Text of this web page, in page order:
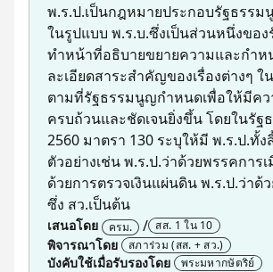
พระมหากษัตริย์ลงพระปรมาภิไธย
ประกาศบนราชกิจจานุเบกษา
สำเร็จ
ตัวอย่าง
แก้ รธน. ปลดล็อคท้องถิ่น (คณะก้าวห
แก้ รธน. ฉบับที่ 7 ร่างประชาชน รื้อ
แก้ รธน. เพิ่มสิทธิพื้นฐาน (เพื่อไทย) (ว
พ.ร.ป.เป็นกฎหมายประกอบรัฐธรร
ในรูปแบบ พ.ร.บ.ซึ่งเป็นส่วนหนึ่งขอ
ทำหน้าที่อธิบายขยายความและกำห
ละเอียดสาระสำคัญของเรื่องต่างๆ
ตามที่รัฐธรรมนูญกำหนดเพื่อให้มีค
ครบถ้วนและชัดเจนยิ่งขึ้น โดยในรัฐ
2560 มาตรา 130 ระบุให้มี พ.ร.ป.ทั้
ตัวอย่างเช่น พ.ร.ป.ว่าด้วยพรรคการ
ด้วยการตรวจเงินแผ่นดิน พ.ร.ป.ว่าด้
ซึ่ง สว.เป็นต้น
เสนอโดย ครม. สส. 1 ใน 10
พิจารณาโดย สภาร่วม (สส. + สว.)
บังคับใช้เมื่อรับรองโดย พระมหากษัตริย์